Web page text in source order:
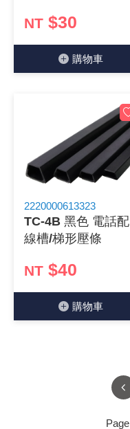
NT $30
購物⾞
2220000613323
TC-4B 黑色 電話配
線槽/梯形壓條
NT $40
購物⾞
Page